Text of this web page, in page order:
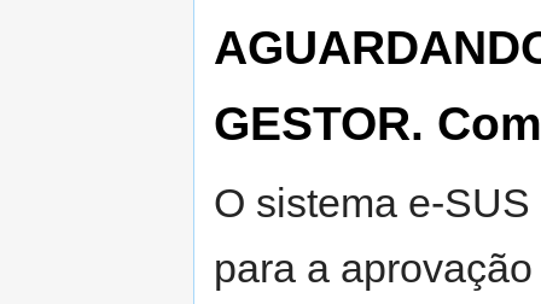
GESTOR.
O sistema e-
para a